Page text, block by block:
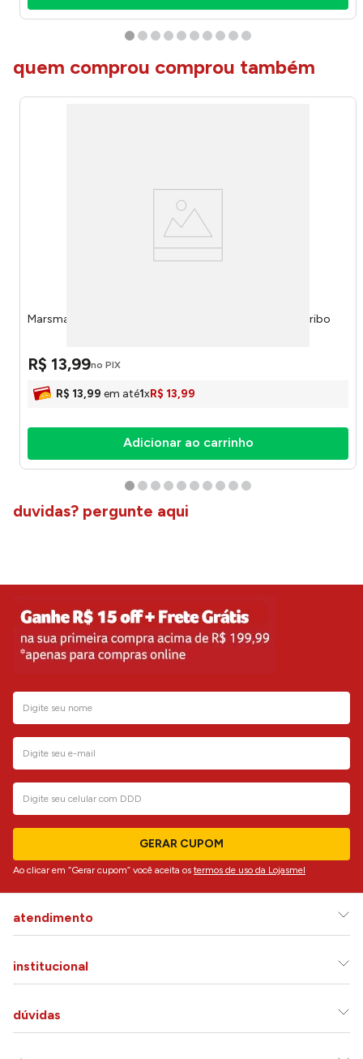
quem comprou comprou também
Marsmallow Chamallows Cables Pink 220g 50218 - Haribo
R$ 13,99no PIX
R$ 13,99 em até1xR$ 13,99
Adicionar ao carrinho
duvidas? pergunte aqui
GERAR CUPOM
Ao clicar em “Gerar cupom” você aceita os termos de uso da Lojasmel
atendimento
institucional
dúvidas